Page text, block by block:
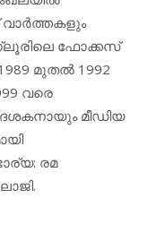
വാര്‍ത്തകളും
ഫോക്കസ്
മുതല്‍ 1992
വരെ
മീഡിയ
രമ